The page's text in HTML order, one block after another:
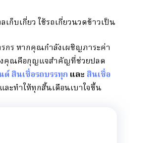
เก็บเกี่ยว ใช้รถเกี่ยวนวดข้าวเป็น
ร หากคุณกำลังเผชิญภาระค่า
คุณคือกุญแจสำคัญที่ช่วยปลด
ต์สินเชื่อรถบรรทุก และ สินเชื่อ
ละทำให้ทุกสิ้นเดือนเบาใจขึ้น